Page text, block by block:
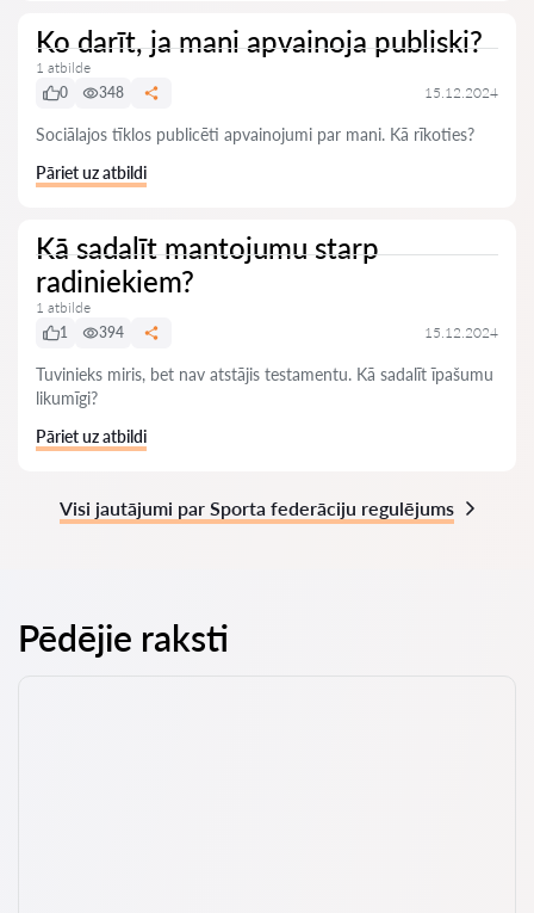
Ko darīt, ja mani apvainoja publiski?
1 atbilde
0
348 15.12.2024
Sociālajos tīklos publicēti apvainojumi par mani. Kā rīkoties?
Pāriet uz atbildi
Kā sadalīt mantojumu starp
radiniekiem?
1 atbilde
1
394 15.12.2024
Tuvinieks miris, bet nav atstājis testamentu. Kā sadalīt īpašumu
likumīgi?
Pāriet uz atbildi
Visi jautājumi par Sporta federāciju regulējums
Pēdējie raksti